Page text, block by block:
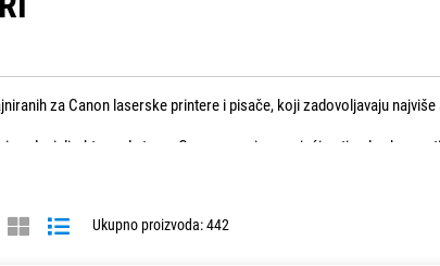
za Canon laserske printere i pisače, koji zadovoljavaju
od strane Canon-a, osiguravajući optimalnu kompatibilnost i
ih čini idealnim izborom za sve vaše potrebe ispisa.
Ukupno proizvoda: 442